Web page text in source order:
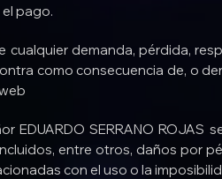
pago.
cualquier demanda, pérdida,
como consecuencia de, o
EDUARDO SERRANO ROJAS
entre otros, daños por
con el uso o la